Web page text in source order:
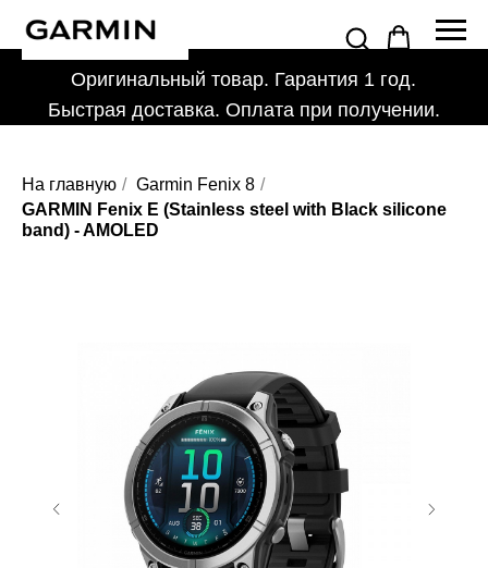
Оригинальный товар. Гарантия 1 год.
Быстрая доставка. Оплата при получении.
На главную / Garmin Fenix 8 /
GARMIN Fenix E (Stainless steel with Black silicone
band) - AMOLED